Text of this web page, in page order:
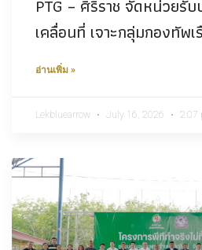
PTG – ศิริราช จัดหน่วยรับ
เคลื่อนที่ เจาะกลุ่มกองทัพเ
อ่านเพิ่ม »
Lekbluearrow July 16, 2026 2:07